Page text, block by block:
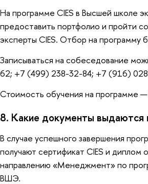
На программе CIES в Высшей школе
предоставить портфолио и пройти
эксперты CIES. Отбор на программу
Записываться на собеседование
62; +7 (499) 238-32-84; +7 (916)
Стоимость обучения на программе
8. Какие документы выдаются
В случае успешного завершения
получают сертификат CIES и
направлению «Менеджмент» по
ВШЭ.